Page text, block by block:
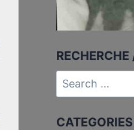
Search
for:
CATEGORIES